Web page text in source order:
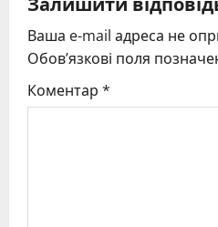
v
i
g
Ваша e-mail адреса не
Обов’язкові поля
Коментар *